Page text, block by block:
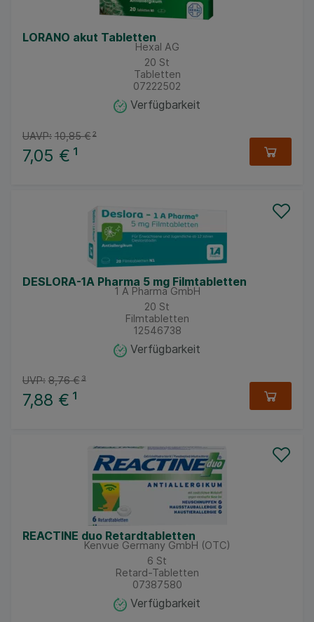
LORANO akut Tabletten
Hexal AG
20 St
Tabletten
07222502
Verfügbarkeit
7,05 € ¹
UAVP: 10,85 €²
DESLORA-1A Pharma 5 mg Filmtabletten
1 A Pharma GmbH
20 St
Filmtabletten
12546738
Verfügbarkeit
7,88 € ¹
UVP: 8,76 €³
REACTINE duo Retardtabletten
Kenvue Germany GmbH (OTC)
6 St
Retard-Tabletten
07387580
Verfügbarkeit